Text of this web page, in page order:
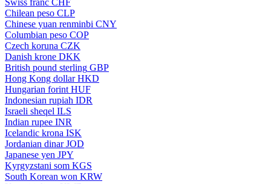
Swiss franc CHF
Chilean peso CLP
Chinese yuan renminbi CNY
Columbian peso COP
Czech koruna CZK
Danish krone DKK
British pound sterling GBP
Hong Kong dollar HKD
Hungarian forint HUF
Indonesian rupiah IDR
Israeli sheqel ILS
Indian rupee INR
Icelandic krona ISK
Jordanian dinar JOD
Japanese yen JPY
Kyrgyzstani som KGS
South Korean won KRW